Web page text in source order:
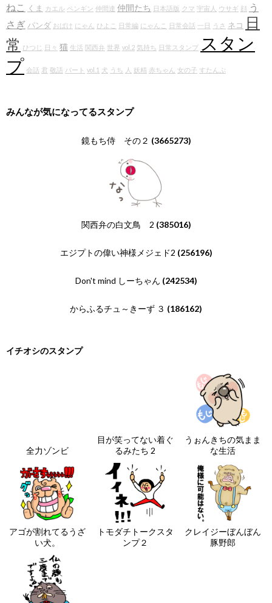
ねこ くま カエル ペンギン 仲間達 仲間たち 日本語版 クマ 宇宙人 ウサギ 顔 う
さぎ パンダ おばけ にゃん ひよこ 日常編 にゃんこ 日常会話 一日 うさ ネコ 日
常 ひつじ 日々 猫 生活 関西弁 世界 vol.2 気持ち 日常スタンプ
スタン
プ 会話 君 敬語 パート vol.1 犬 うち 人 妖精 赤ちゃん 女の子 すたんぷ
みんなが気になってるスタンプ
鏡もち侍 その２ (3665273)
関西弁の白文鳥 2 (385016)
エジプトの偉い神様メジェド2 (256196)
Don't mind しーちゃん (242534)
からふるチュ～きーず ３ (186162)
イチオシのスタンプ
全力ゾンビ
目が笑ってない着ぐ
るみたち 2
うぉんきちの気まま
な生活
アゴが割れてるうざ
い犬。
トモダチトークスタ
ンプ２
クレイジーぼんぼん
豚野郎